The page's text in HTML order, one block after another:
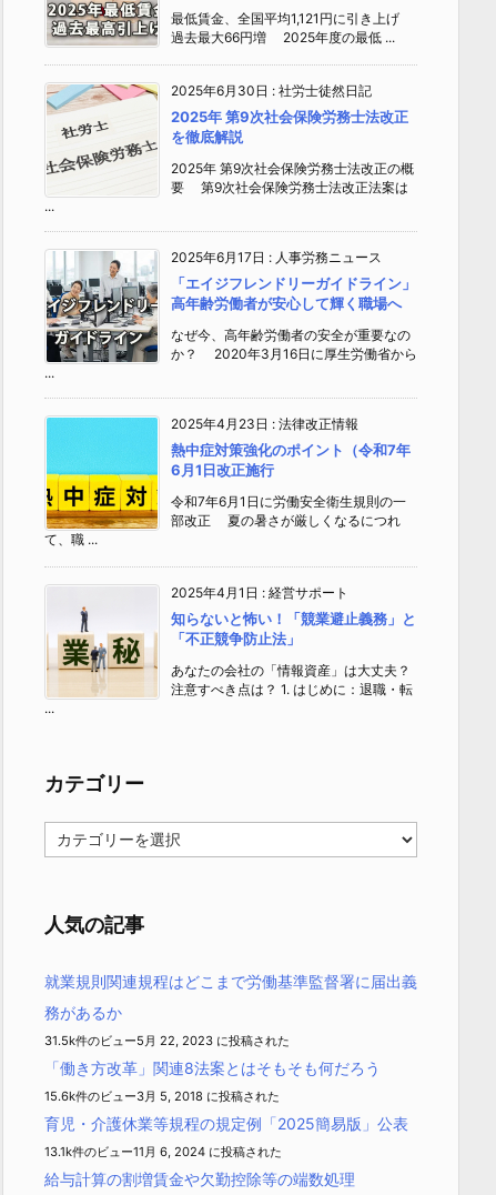
最低賃金、全国平均1,121円に引き上げ
過去最大66円増 2025年度の最低 ...
2025年6月30日 : 社労士徒然日記
2025年 第9次社会保険労務士法改正
を徹底解説
2025年 第9次社会保険労務士法改正の概
要 第9次社会保険労務士法改正法案は
...
2025年6月17日 : 人事労務ニュース
「エイジフレンドリーガイドライン」
高年齢労働者が安心して輝く職場へ
なぜ今、高年齢労働者の安全が重要なの
か？ 2020年3月16日に厚生労働省から
...
2025年4月23日 : 法律改正情報
熱中症対策強化のポイント（令和7年
6月1日改正施行
令和7年6月1日に労働安全衛生規則の一
部改正 夏の暑さが厳しくなるにつれ
て、職 ...
2025年4月1日 : 経営サポート
知らないと怖い！「競業避止義務」と
「不正競争防止法」
あなたの会社の「情報資産」は大丈夫？
注意すべき点は？ 1. はじめに：退職・転
...
カテゴリー
テ
ー
人気の記事
就業規則関連規程はどこまで労働基準監督署に届出義
務があるか
31.5k件のビュー5月 22, 2023 に投稿された
「働き方改革」関連8法案とはそもそも何だろう
15.6k件のビュー3月 5, 2018 に投稿された
育児・介護休業等規程の規定例「2025簡易版」公表
13.1k件のビュー11月 6, 2024 に投稿された
給与計算の割増賃金や欠勤控除等の端数処理